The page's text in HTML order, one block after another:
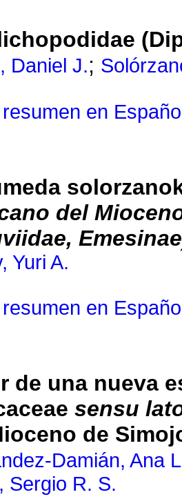
Daniel J.;
resumen en
del
Yuri A.
resumen en
de una nueva
sensu
de
Damián, Ana
Sergio R. S.